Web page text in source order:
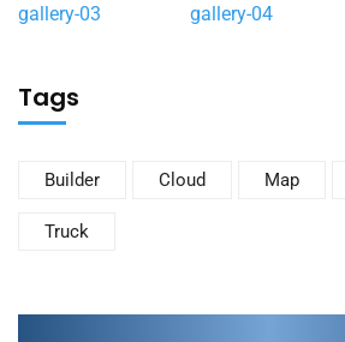
gallery-03 gallery-04
Tags
Builder Cloud Map
Truck